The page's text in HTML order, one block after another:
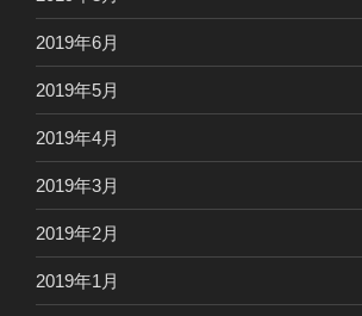
2019年6月
2019年5月
2019年4月
2019年3月
2019年2月
2019年1月